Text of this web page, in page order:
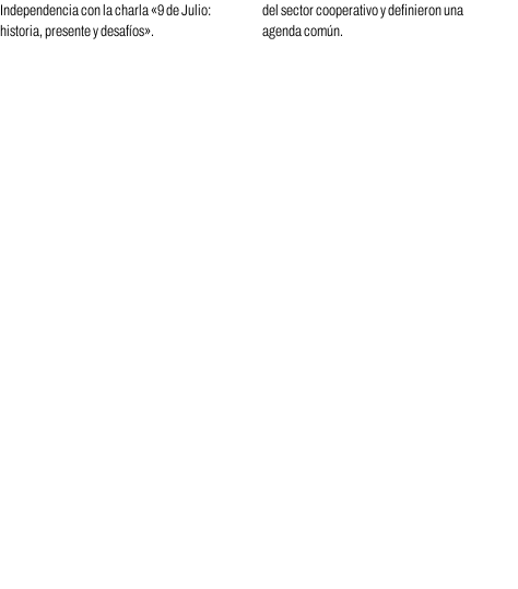
Independencia con la charla «9 de Julio:
historia, presente y desafíos».
del sector cooperativo y definieron una
agenda común.